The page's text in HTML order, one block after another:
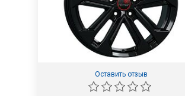
Оставить отзыв